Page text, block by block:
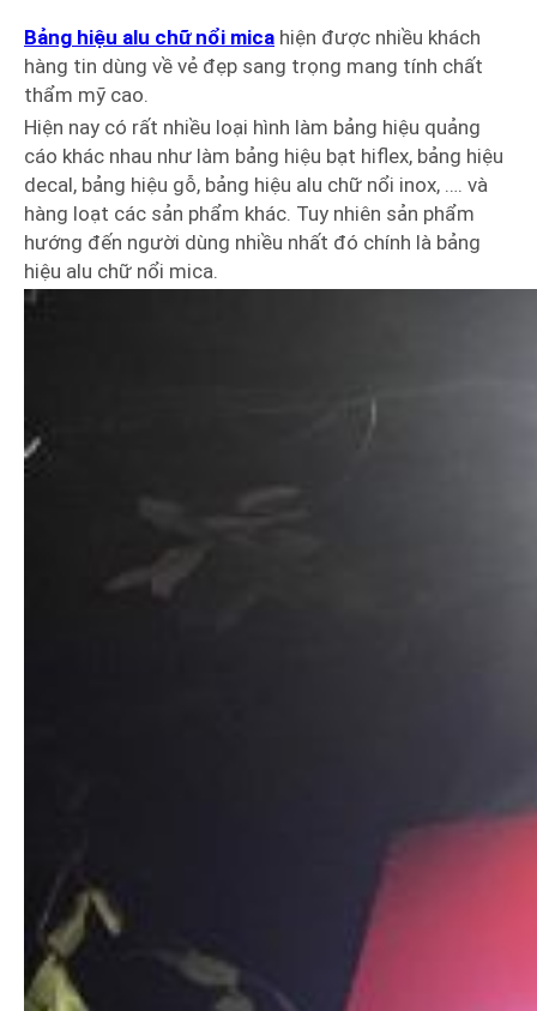
Bảng hiệu alu chữ nổi mica hiện được nhiều khách
hàng tin dùng về vẻ đẹp sang trọng mang tính chất
thẩm mỹ cao.
Hiện nay có rất nhiều loại hình làm bảng hiệu quảng
cáo khác nhau như làm bảng hiệu bạt hiflex, bảng hiệu
decal, bảng hiệu gỗ, bảng hiệu alu chữ nổi inox, …. và
hàng loạt các sản phẩm khác. Tuy nhiên sản phẩm
hướng đến người dùng nhiều nhất đó chính là bảng
hiệu alu chữ nổi mica.